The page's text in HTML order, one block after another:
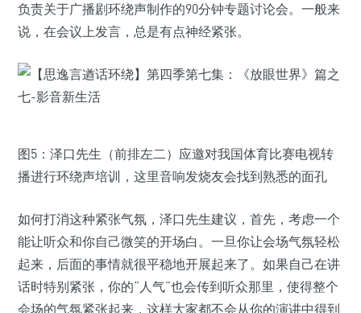
负责关于广播剧环绕声制作的90分钟专题讨论会。一般来
说，在会议上发言，总是有点神经紧张。
图5：泽口先生（前排左二）应邀对我国体育比赛电视转
播进行环绕声培训，这里音响发烧友会找到熟悉的面孔
如何打消这种紧张气氛，泽口先生建议，首先，考虑一个
能让听众和你自己微笑的开场白。一旦你让会场气氛轻松
起来，后面的事情就很平稳地开展起来了。如果自己在讲
话时特别紧张，你的“人气”也会传到听众那里，使得整个
会场的气氛紧张起来，这样大家都不会从你的演讲中得到